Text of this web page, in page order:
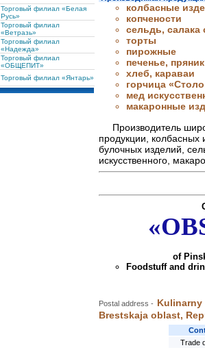
Торговый филиал «Белая
Русь»
Торговый филиал
«Ветразь»
Торговый филиал
«Надежда»
Торговый филиал
«ОБЩЕПИТ»
Торговый филиал «Янтарь»
колбасные
копчености
сельдь, салака
торты
пирожные
печенье,
хлеб, караваи
горчица
мед
макаронные
Производитель
продукции, колбасных
булочных изделий,
искусственного,
of
Foodstuff and
Postal address - Kulinarny
Brestskaja oblast,
Trade